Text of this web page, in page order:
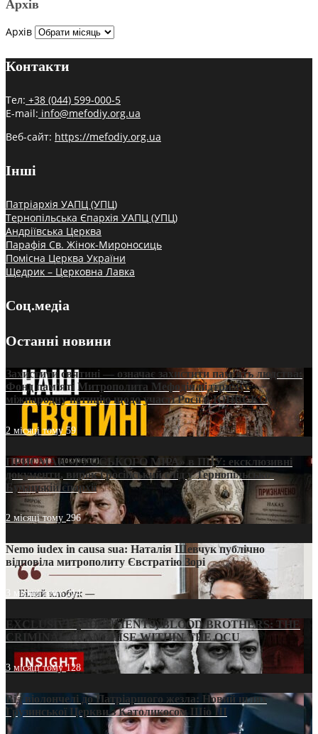
Архів
Архів
Контакти
Тел: +38 (044) 599-000-5
E-mail: info@mefodiy.org.ua
Веб-сайт: https://mefodiy.org.ua
Інші
Патріархія УАПЦ (УПЦ)
Тернопільська Єпархія УАПЦ (УПЦ)
Андріївська Церква
Парафія Св. Жінок-Мироносиць
Помісна Церква України
Щедрик – Церковна Лавка
Соц.медіа
Останні новини
Захистити святині — означає захистити пам’ять людства:
Фонд пам’яті Митрополита Мефодія підтримує
міжнародну петицію щодо участі Росії в ЮНЕСКО
2 місяці тому59
ПРИСМАК «РУССЬКОГО МІРА» в ПЦУ: ексклюзивні
документи, вирок і російський слід у Тернопільсько-
Бучацькій єпархії
2 місяці тому 296
Nemo iudex in causa sua: Наталія Шевчук публічно
відповіла митрополиту Євстратію Зорі
3 місяці тому214
EXCLUSIVE (DOCUMENTS)/BLOOD BROTHERS: THE
CRIMINAL FRANCHISE WITHIN THE OCU
3 місяці тому128
Від віолончелі до Патріаршого жезла: Новий шлях
Грузинської Церкви з Католикосом Шіо III